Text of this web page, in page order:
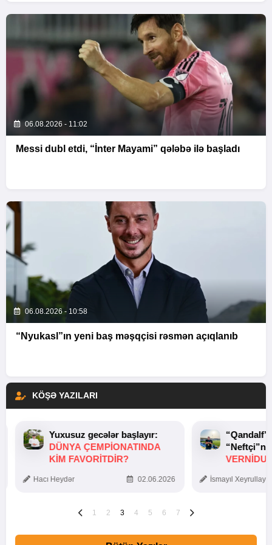
06.08.2026 - 11:02
Messi dubl etdi, “İnter Mayami” qələbə ilə başladı
06.08.2026 - 10:58
“Nyukasl”ın yeni baş məşqçisi rəsmən açıqlanıb
KÖŞƏ YAZILARI
Yuxusuz gecələr başlayır:
DÜNYA ÇEMPIONATINDA
KIM FAVORITDIR?
Hacı Heydər 02.06.2026 İsmayıl
1 2 3 4 5 6 7